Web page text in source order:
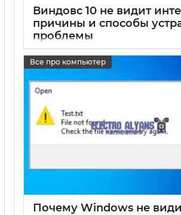
Виндовс 10 не видит
причины и способы
проблемы
17 05 2025 0
Все про компьютер
Почему Windows не